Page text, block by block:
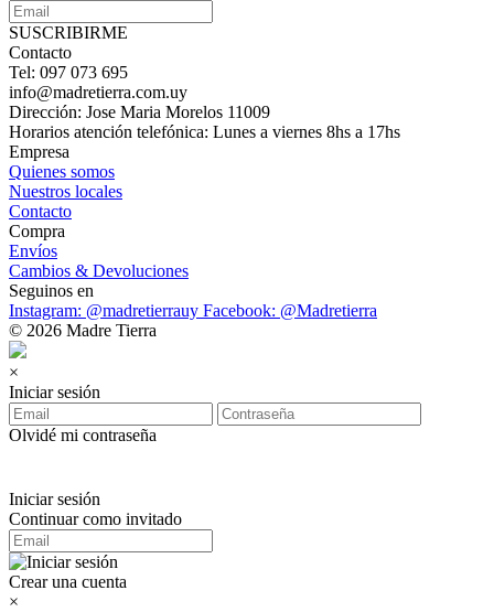
SUSCRIBIRME
Contacto
Tel: 097 073 695
info@madretierra.com.uy
Dirección: Jose Maria Morelos 11009
Horarios atención telefónica: Lunes a viernes 8hs a 17hs
Empresa
Quienes somos
Nuestros locales
Contacto
Compra
Envíos
Cambios & Devoluciones
Seguinos en
Instagram: @madretierrauy Facebook: @Madretierra
© 2026 Madre Tierra
×
Iniciar sesión
Olvidé mi contraseña
Iniciar sesión
Continuar como invitado
Crear una cuenta
×